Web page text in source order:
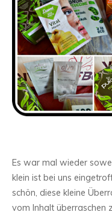
Es war mal wieder
klein ist bei uns
schön, diese kleine
vom Inhalt überraschen